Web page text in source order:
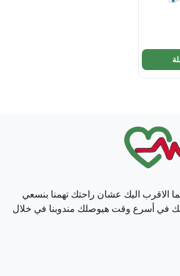
الاقرب اليك عشان راحتك تهمنا بنسعي
في أسرع وقت هيوصلك مندوبنا في خلال